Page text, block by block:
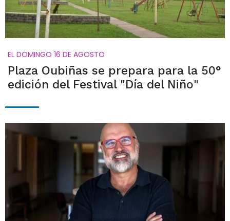
EL DOMINGO 16 DE AGOSTO
Plaza Oubiñas se prepara para la 50°
edición del Festival "Día del Niño"